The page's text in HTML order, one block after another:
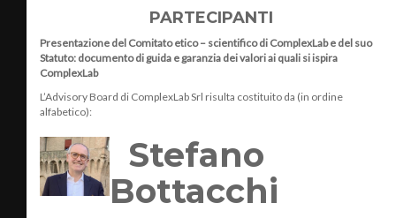
PARTECIPANTI
Presentazione del Comitato etico – scientifico di ComplexLab e del suo
Statuto: documento di guida e garanzia dei valori ai quali si ispira
ComplexLab
L’Advisory Board di ComplexLab Srl risulta costituito da (in ordine
alfabetico):
Stefano
Bottacchi